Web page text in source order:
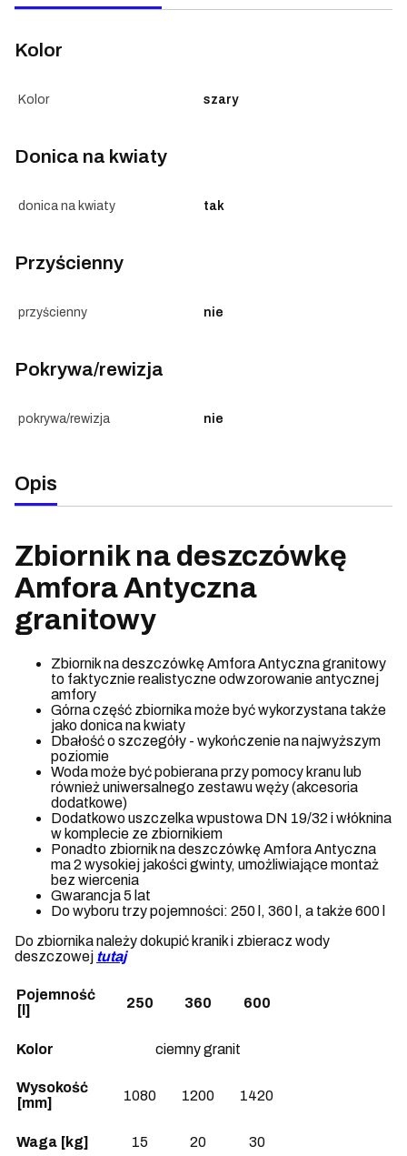
Kolor
Kolor szary
Donica na kwiaty
donica na kwiaty tak
Przyścienny
przyścienny nie
Pokrywa/rewizja
pokrywa/rewizja nie
Opis
Zbiornik na deszczówkę
Amfora Antyczna
granitowy
Zbiornik na deszczówkę Amfora Antyczna granitowy
to faktycznie realistyczne odwzorowanie antycznej
amfory
Górna część zbiornika może być wykorzystana także
jako donica na kwiaty
Dbałość o szczegóły - wykończenie na najwyższym
poziomie
Woda może być pobierana przy pomocy kranu lub
również uniwersalnego zestawu węży (akcesoria
dodatkowe)
Dodatkowo uszczelka wpustowa DN 19/32 i włóknina
w komplecie ze zbiornikiem
Ponadto zbiornik na deszczówkę Amfora Antyczna
ma 2 wysokiej jakości gwinty, umożliwiające montaż
bez wiercenia
Gwarancja 5 lat
Do wyboru trzy pojemności: 250 l, 360 l, a także 600 l
Do zbiornika należy dokupić kranik i zbieracz wody
deszczowej tutaj
Pojemność
[l]
250 360 600
Kolor ciemny granit
Wysokość
[mm]
1080 1200 1420
Waga [kg] 15 20 30